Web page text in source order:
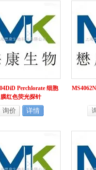
Perchlorate 细胞
膜红色荧光探针
询价 详情